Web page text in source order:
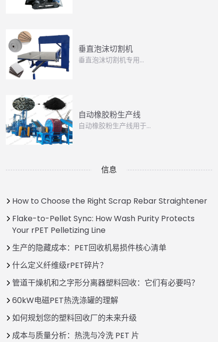
垂直泡沫切割机
垂直泡沫切割机专用…
自动橡胶粉生产线
自动橡胶粉生产线用于…
信息
How to Choose the Right Scrap Rebar Straightener
Flake-to-Pellet Sync: How Wash Purity Protects
Your rPET Pelletizing Line
生产的隐藏成本：PET回收机易损件核心清单
什么定义纤维级rPET碎片？
管道干燥机和之字形分离器塑料回收：它们有必要吗？
60kW电磁PET热洗涤罐的理解
如何规划您的塑料回收厂的未来升级
成本与质量分析：热洗与冷洗 PET 片